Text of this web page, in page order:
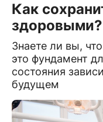
Как
здоровыми?
Знаете ли вы,
это фундамент
состояния
будущем